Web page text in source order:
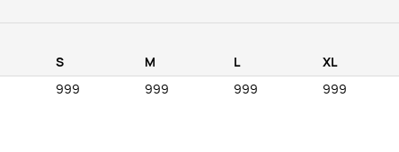
S
M L XL
999 999 999 999